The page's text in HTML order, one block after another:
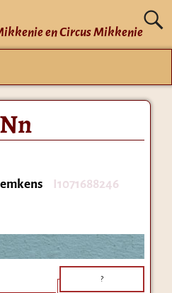
en Circus Mikkenie
I1071688246
?